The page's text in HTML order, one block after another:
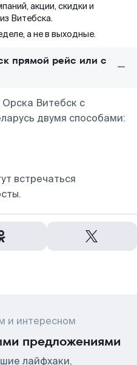
акции, скидки и
Витебска.
а не в выходные.
прямой рейс или с
Витебск с
двумя способами:
встречаться
и интересном
предложениями
лайфхаки,